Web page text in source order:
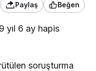
Paylaş Beğen
yıl 6 ay hapis
soruşturma